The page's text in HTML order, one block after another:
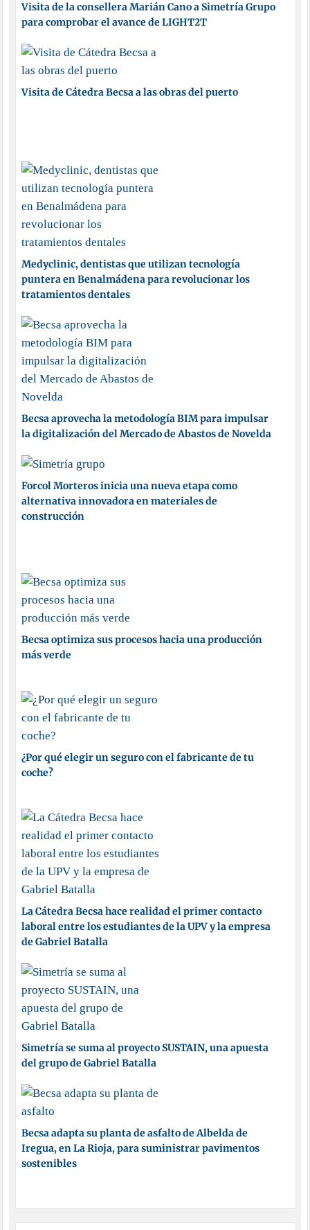
Visita de la consellera Marián Cano a Simetría Grupo
para comprobar el avance de LIGHT2T
Visita de Cátedra Becsa a las obras del puerto
Medyclinic, dentistas que utilizan tecnología
puntera en Benalmádena para revolucionar los
tratamientos dentales
Becsa aprovecha la metodología BIM para impulsar
la digitalización del Mercado de Abastos de Novelda
Forcol Morteros inicia una nueva etapa como
alternativa innovadora en materiales de
construcción
Becsa optimiza sus procesos hacia una producción
más verde
¿Por qué elegir un seguro con el fabricante de tu
coche?
La Cátedra Becsa hace realidad el primer contacto
laboral entre los estudiantes de la UPV y la empresa
de Gabriel Batalla
Simetría se suma al proyecto SUSTAIN, una apuesta
del grupo de Gabriel Batalla
Becsa adapta su planta de asfalto de Albelda de
Iregua, en La Rioja, para suministrar pavimentos
sostenibles